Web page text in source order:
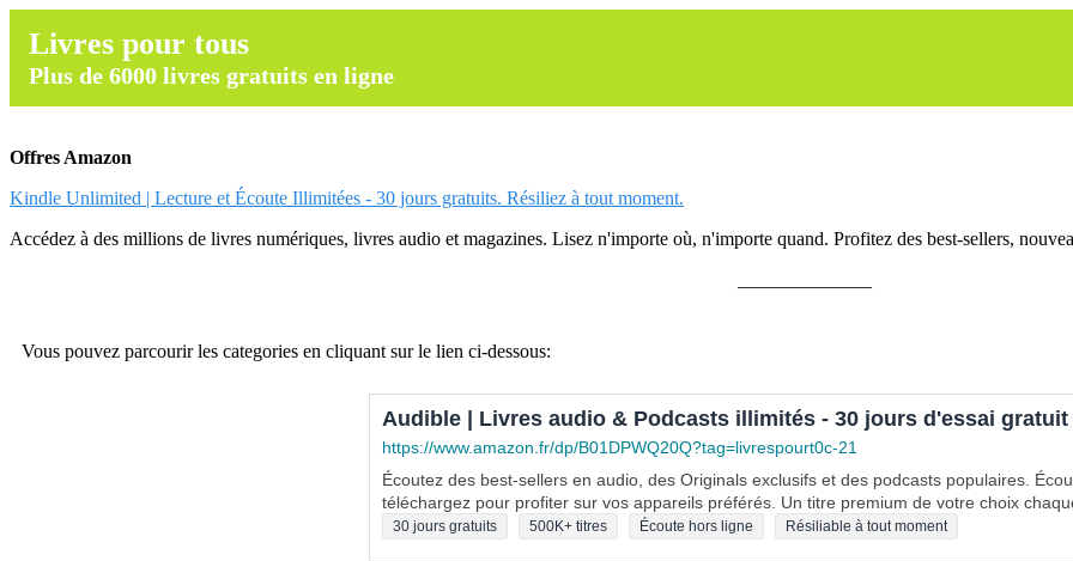
Livres pour tous
Plus de 6000 livres gratuits en ligne
Offres Amazon
Kindle Unlimited | Lecture et Écoute Illimitées - 30 jours gratuits. Résiliez à tout moment.
Accédez à des millions de livres numériques, livres audio et magazines. Lisez n'importe où, n'importe quand. Profitez des best-sellers,
Vous pouvez parcourir les categories en cliquant sur le lien ci-dessous:
Audible | Livres audio & Podcasts illimités - 30 jours d'essai gratuit
https://www.amazon.fr/dp/B01DPWQ20Q?tag=livrespourt0c-21
Écoutez des best-sellers en audio, des Originals exclusifs et des podcasts populaires.
téléchargez pour profiter sur vos appareils préférés. Un titre premium de votre choix
30 jours gratuits 500K+ titres Écoute hors ligne Résiliable à tout moment